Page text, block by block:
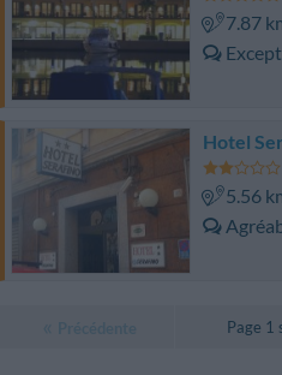
7.87
Hotel
5.56
Page 1